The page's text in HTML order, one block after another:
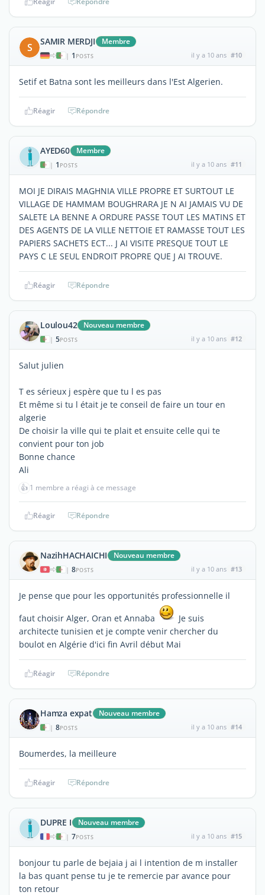
S SAMIR MERDJI Membre
| 1 POSTS il y a 10 ans #10
Setif et Batna sont les meilleurs dans l'Est Algerien.
Réagir Répondre
AYED60 Membre
| 1 POSTS il y a 10 ans #11
MOI JE DIRAIS MAGHNIA VILLE PROPRE ET SURTOUT LE
VILLAGE DE HAMMAM BOUGHRARA JE N AI JAMAIS VU DE
SALETE LA BENNE A ORDURE PASSE TOUT LES MATINS ET
DES AGENTS DE LA VILLE NETTOIE ET RAMASSE TOUT LES
PAPIERS SACHETS ECT... J AI VISITE PRESQUE TOUT LE
PAYS C LE SEUL ENDROIT PROPRE QUE J AI TROUVE.
Réagir Répondre
Loulou42 Nouveau membre
| 5POSTS il y a 10 ans #12
Salut julien
T es sérieux j espère que tu l es pas
Et même si tu l était je te conseil de faire un tour en
algerie
De choisir la ville qui te plait et ensuite celle qui te
convient pour ton job
Bonne chance
Ali
👍 1 membre a réagi à ce message
Réagir Répondre
NazihHACHAICHI Nouveau membre
| 8POSTS il y a 10 ans #13
Je pense que pour les opportunités professionnelle il
faut choisir Alger, Oran et Annaba
Je suis
architecte tunisien et je compte venir chercher du
boulot en Algérie d'ici fin Avril début Mai
Réagir Répondre
Hamza expat Nouveau membre
| 8POSTS il y a 10 ans #14
Boumerdes, la meilleure
Réagir Répondre
DUPRE I Nouveau membre
| 7POSTS il y a 10 ans #15
bonjour tu parle de bejaia j ai l intention de m installer
la bas quant pense tu je te remercie par avance pour
ton retour